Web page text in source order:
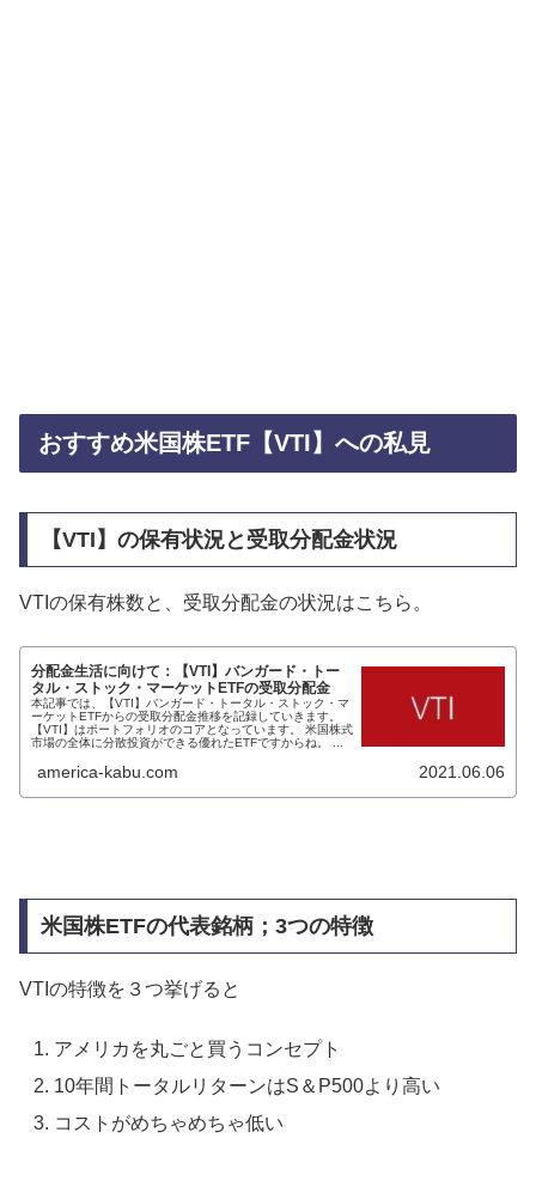
おすすめ米国株ETF【VTI】への私見
【VTI】の保有状況と受取分配金状況
VTIの保有株数と、受取分配金の状況はこちら。
分配金生活に向けて：【VTI】バンガード・トー
タル・ストック・マーケットETFの受取分配金
本記事では、【VTI】バンガード・トータル・ストック・マ
ーケットETFからの受取分配金推移を記録していきます。
【VTI】はポートフォリオのコアとなっています。 米国株式
市場の全体に分散投資ができる優れたETFですからね。 ...
america-kabu.com 2021.06.06
米国株ETFの代表銘柄；3つの特徴
VTIの特徴を３つ挙げると
アメリカを丸ごと買うコンセプト
10年間トータルリターンはS＆P500より高い
コストがめちゃめちゃ低い